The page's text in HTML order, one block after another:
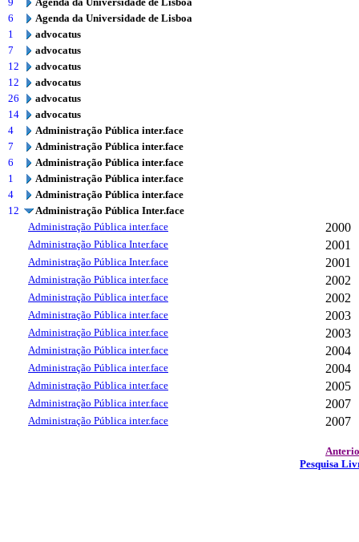
6
Agenda da Universidade de Lisboa
1
advocatus
7
advocatus
12
advocatus
12
advocatus
26
advocatus
14
advocatus
4
Administração Pública inter.face
7
Administração Pública inter.face
6
Administração Pública inter.face
1
Administração Pública inter.face
4
Administração Pública inter.face
12
Administração Pública Inter.face
Administração Pública inter.face
2000
Administração Pública Inter.face 2001
Administração Pública Inter.face 2001
Administração Pública inter.face 2002
Administração Pública inter.face 2002
Administração Pública inter.face 2003
Administração Pública inter.face 2003
Administração Pública inter.face 2004
Administração Pública inter.face 2004
Administração Pública inter.face 2005
Administração Pública inter.face 2007
Administração Pública inter.face 2007
Pesquisa